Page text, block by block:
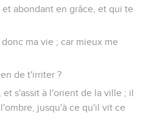
abondant en grâce, et qui te
ma vie ; car mieux me
de t'irriter ?
s'assit à l'orient de la ville ; il
jusqu'à ce qu'il vit ce